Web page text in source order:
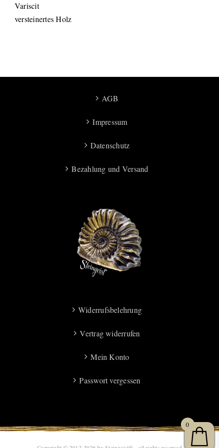
Variscit
versteinertes Holz
AGB
Impressum
Datenschutz
Bezahlung und Versand
Widerrufsbelehrung
Vertrag widerrufen
Mein Konto
Passwort vergessen
0